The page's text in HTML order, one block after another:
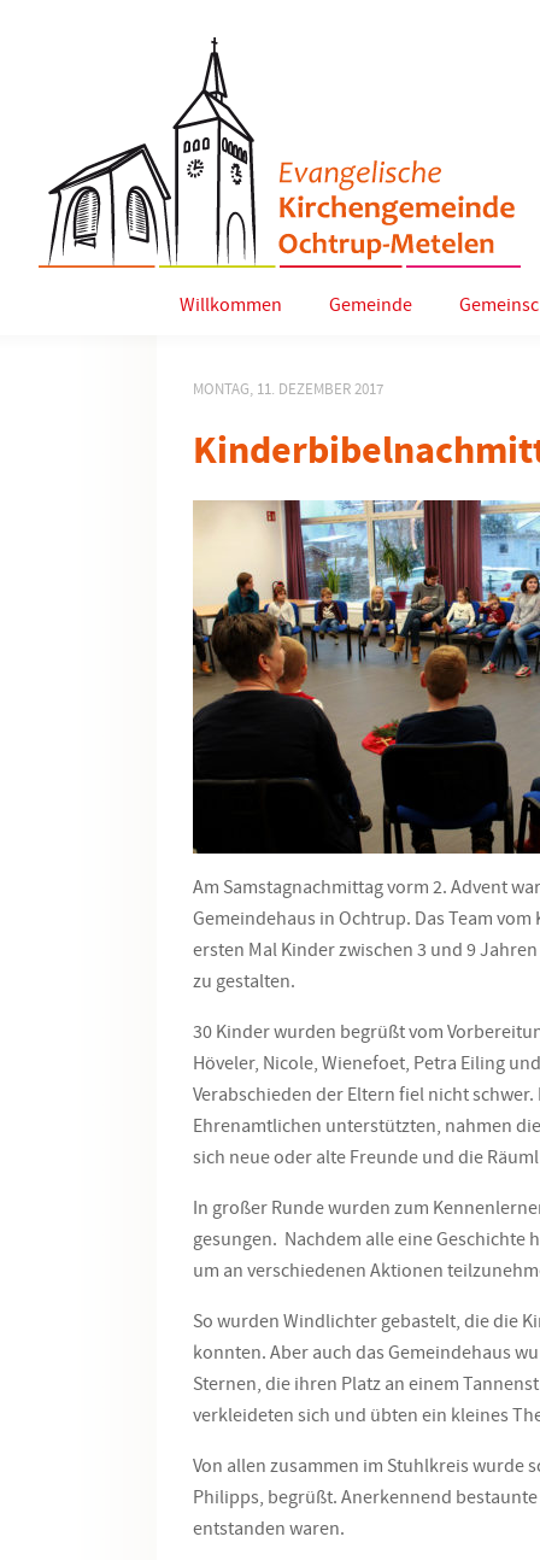
Willkommen Gemeinde
MONTAG, 11. DEZEMBER 2017
Am Samstagnachmittag vorm 2. Advent
Gemeindehaus in Ochtrup. Das Team
ersten Mal Kinder zwischen 3 und 9
zu gestalten.
30 Kinder wurden begrüßt vom
Höveler, Nicole, Wienefoet, Petra Eiling
Verabschieden der Eltern fiel nicht
Ehrenamtlichen unterstützten, nahmen
sich neue oder alte Freunde und die
In großer Runde wurden zum
gesungen. Nachdem alle eine Geschichte
um an verschiedenen Aktionen
So wurden Windlichter gebastelt, die die
konnten. Aber auch das Gemeindehaus
Sternen, die ihren Platz an einem
verkleideten sich und übten ein kleines
Von allen zusammen im Stuhlkreis wurde
Philipps, begrüßt. Anerkennend
entstanden waren.